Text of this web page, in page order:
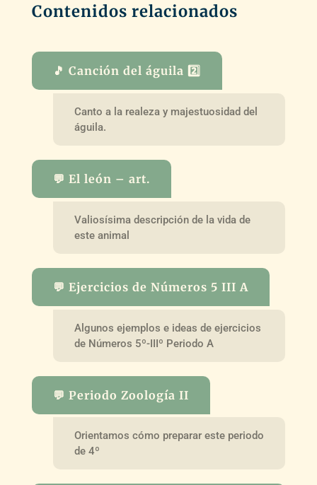
Contenidos relacionados
🎵 Canción del águila 2️⃣
Canto a la realeza y majestuosidad del
águila.
💬 El león – art.
Valiosísima descripción de la vida de
este animal
💬 Ejercicios de Números 5 III A
Algunos ejemplos e ideas de ejercicios
de Números 5º-IIIº Periodo A
💬 Periodo Zoología II
Orientamos cómo preparar este periodo
de 4º